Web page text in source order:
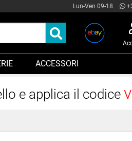
Lun-Ven 09-18
ACCESSORI
e applica il codice